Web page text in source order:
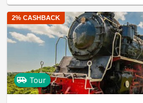
2% CASHBACK
Tour